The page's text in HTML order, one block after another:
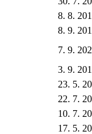
8. 8.
8. 9.
7. 9.
3. 9.
23. 5.
22. 7.
10. 7.
17. 5.